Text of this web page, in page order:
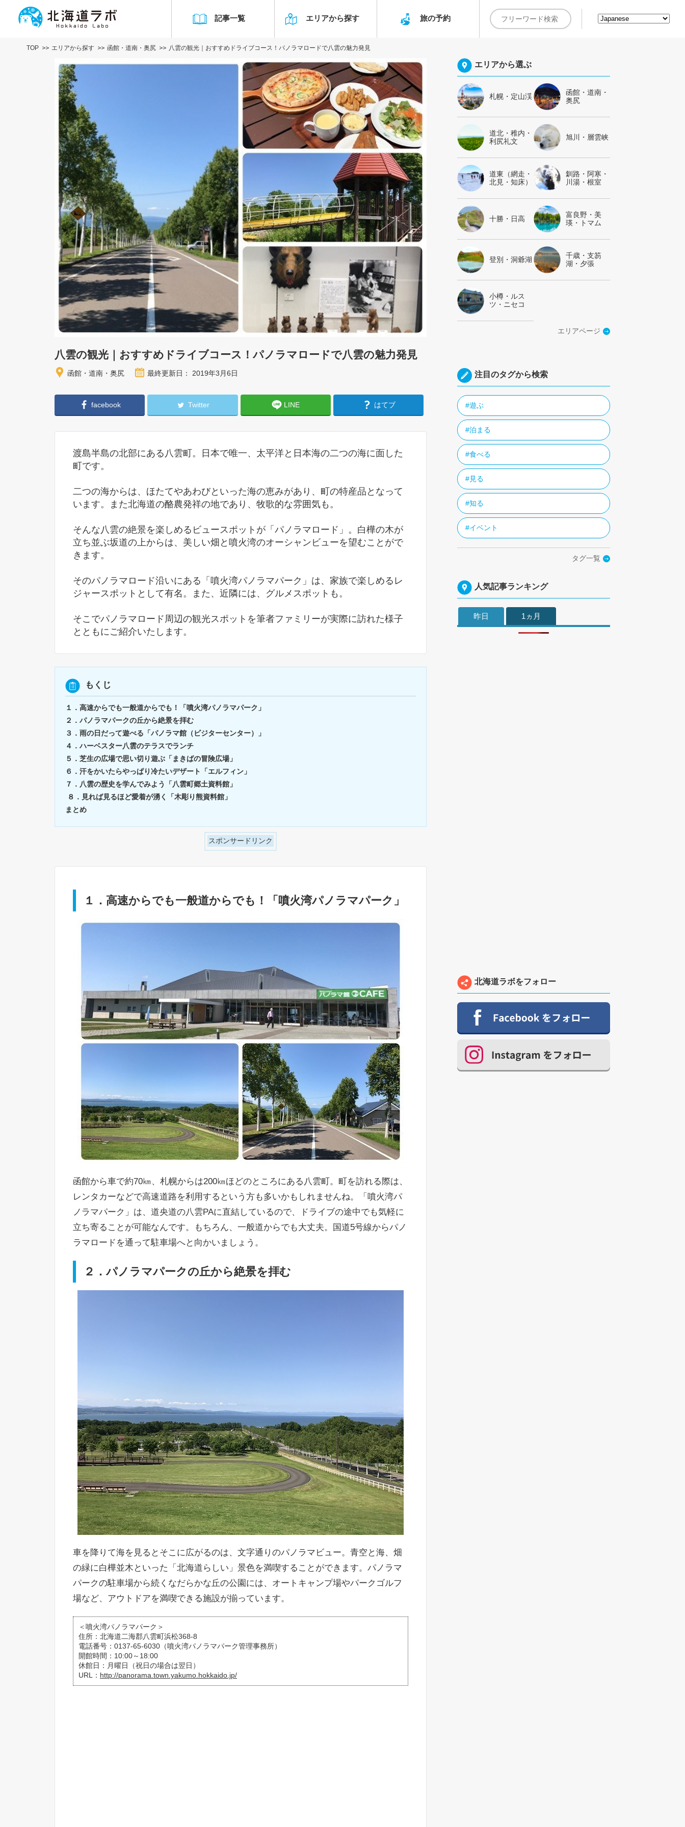
記事一覧 エリアから探す 旅の予約
TOP エリアから探す 函館・道南・奥尻 八雲の観光｜おすすめドライブコース！パノラマロードで八雲の魅力発見
八雲の観光｜おすすめドライブコース！パノラマロードで八雲の魅力発見
函館・道南・奥尻 最終更新日： 2019年3月6日
facebook Twitter LINE はてブ
渡島半島の北部にある八雲町。日本で唯一、太平洋と日本海の二つの海に面した
町です。
二つの海からは、ほたてやあわびといった海の恵みがあり、町の特産品となって
います。また北海道の酪農発祥の地であり、牧歌的な雰囲気も。
そんな八雲の絶景を楽しめるビュースポットが「パノラマロード」。白樺の木が
立ち並ぶ坂道の上からは、美しい畑と噴火湾のオーシャンビューを望むことがで
きます。
そのパノラマロード沿いにある「噴火湾パノラマパーク」は、家族で楽しめるレ
ジャースポットとして有名。また、近隣には、グルメスポットも。
そこでパノラマロード周辺の観光スポットを筆者ファミリーが実際に訪れた様子
とともにご紹介いたします。
もくじ
１．高速からでも一般道からでも！「噴火湾パノラマパーク」
２．パノラマパークの丘から絶景を拝む
３．雨の日だって遊べる「パノラマ館（ビジターセンター）」
４．ハーベスター八雲のテラスでランチ
５．芝生の広場で思い切り遊ぶ「まきばの冒険広場」
６．汗をかいたらやっぱり冷たいデザート「エルフィン」
７．八雲の歴史を学んでみよう「八雲町郷土資料館」
８．見れば見るほど愛着が湧く「木彫り熊資料館」
まとめ
スポンサードリンク
１．高速からでも一般道からでも！「噴火湾パノラマパーク」
函館から車で約70㎞、札幌からは200㎞ほどのところにある八雲町。町を訪れる際は、
レンタカーなどで高速道路を利用するという方も多いかもしれませんね。「噴火湾パ
ノラマパーク」は、道央道の八雲PAに直結しているので、ドライブの途中でも気軽に
立ち寄ることが可能なんです。もちろん、一般道からでも大丈夫。国道5号線からパノ
ラマロードを通って駐車場へと向かいましょう。
２．パノラマパークの丘から絶景を拝む
車を降りて海を見るとそこに広がるのは、文字通りのパノラマビュー。青空と海、畑
の緑に白樺並木といった「北海道らしい」景色を満喫することができます。パノラマ
パークの駐車場から続くなだらかな丘の公園には、オートキャンプ場やパークゴルフ
場など、アウトドアを満喫できる施設が揃っています。
＜噴火湾パノラマパーク＞
住所：北海道二海郡八雲町浜松368-8
電話番号：0137-65-6030（噴火湾パノラマパーク管理事務所）
開館時間：10:00～18:00
休館日：月曜日（祝日の場合は翌日）
URL： http://panorama.town.yakumo.hokkaido.jp/
エリアから選ぶ
札幌・定山渓
函館・道南・
奥尻
道北・稚内・
利尻礼文
旭川・層雲峡
道東（網走・
北見・知床）
釧路・阿寒・
川湯・根室
十勝・日高
富良野・美
瑛・トマム
登別・洞爺湖
千歳・支笏
湖・夕張
小樽・ルス
ツ・ニセコ
エリアページ
注目のタグから検索
#遊ぶ
#泊まる
#食べる
#見る
#知る
#イベント
タグ一覧
人気記事ランキング
昨日 1ヵ月
北海道ラボをフォロー